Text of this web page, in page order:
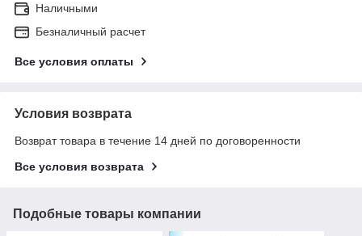
Наличными
Безналичный расчет
Все условия оплаты
Условия возврата
Возврат товара в течение 14 дней по договоренности
Все условия возврата
Подобные товары компании